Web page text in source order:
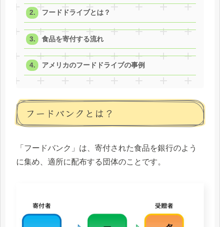
フードドライブとは？
食品を寄付する流れ
アメリカのフードドライブの事例
フードバンクとは？
「フードバンク」は、寄付された食品を銀行のよう
に集め、適所に配布する団体のことです。